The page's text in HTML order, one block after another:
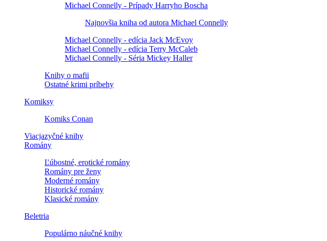
Michael Connelly - Prípady Harryho Boscha
Najnovšia kniha od autora Michael Connelly
Michael Connelly - edícia Jack McEvoy
Michael Connelly - edícia Terry McCaleb
Michael Connelly - Séria Mickey Haller
Knihy o mafii
Ostatné krimi príbehy
Komiksy
Komiks Conan
Viacjazyčné knihy
Romány
Ľúbostné, erotické romány
Romány pre ženy
Moderné romány
Historické romány
Klasické romány
Beletria
Populárno náučné knihy